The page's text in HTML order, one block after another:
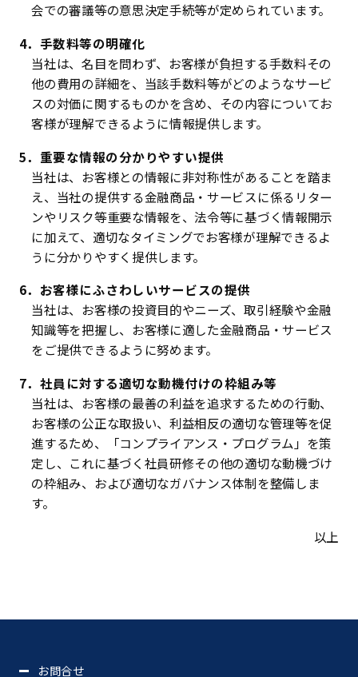
会での審議等の意思決定手続等が定められています。
4．手数料等の明確化
当社は、名目を問わず、お客様が負担する手数料その
他の費用の詳細を、当該手数料等がどのようなサービ
スの対価に関するものかを含め、その内容についてお
客様が理解できるように情報提供します。
5．重要な情報の分かりやすい提供
当社は、お客様との情報に非対称性があることを踏ま
え、当社の提供する金融商品・サービスに係るリター
ンやリスク等重要な情報を、法令等に基づく情報開示
に加えて、適切なタイミングでお客様が理解できるよ
うに分かりやすく提供します。
6．お客様にふさわしいサービスの提供
当社は、お客様の投資目的やニーズ、取引経験や金融
知識等を把握し、お客様に適した金融商品・サービス
をご提供できるように努めます。
7．社員に対する適切な動機付けの枠組み等
当社は、お客様の最善の利益を追求するための行動、
お客様の公正な取扱い、利益相反の適切な管理等を促
進するため、「コンプライアンス・プログラム」を策
定し、これに基づく社員研修その他の適切な動機づけ
の枠組み、および適切なガバナンス体制を整備しま
す。
以上
お問合せ